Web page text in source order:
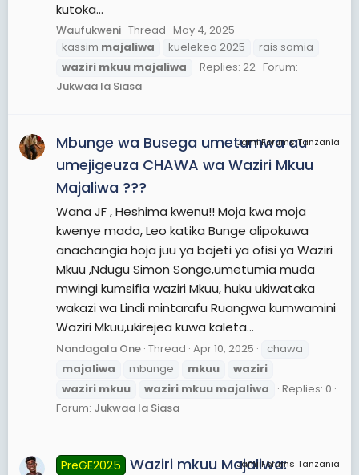
kutoka...
Waufukweni Thread May 4, 2025
kassim majaliwa kuelekea 2025
rais samia
waziri mkuu majaliwa Replies: 22 Forum:
Jukwaa la Siasa
JamiiForums Tanzania
Mbunge wa Busega umetumwa au
umejigeuza CHAWA wa Waziri Mkuu
Majaliwa ???
Wana JF , Heshima kwenu!! Moja kwa moja
kwenye mada, Leo katika Bunge alipokuwa
anachangia hoja juu ya bajeti ya ofisi ya Waziri
Mkuu ,Ndugu Simon Songe,umetumia muda
mwingi kumsifia waziri Mkuu, huku ukiwataka
wakazi wa Lindi mintarafu Ruangwa kumwamini
Waziri Mkuu,ukirejea kuwa kaleta...
Nandagala One Thread Apr 10, 2025
chawa
majaliwa
mbunge mkuu
waziri
waziri mkuu waziri mkuu majaliwa
Replies: 0
Forum: Jukwaa la Siasa
JamiiForums Tanzania
PreGE2025
Waziri mkuu Majaliwa: